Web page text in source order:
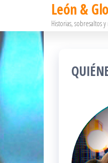
al
contenido
León &
Historias, sobresaltos